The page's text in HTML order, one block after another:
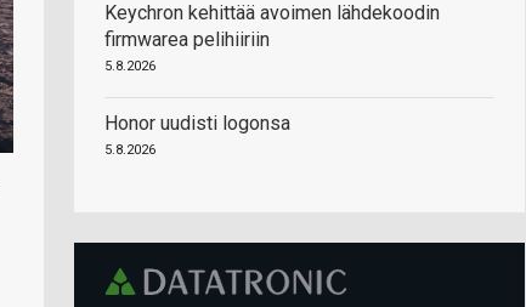
Keychron kehittää avoimen lähdekoodin
firmwarea pelihiiriin
5.8.2026
Honor uudisti logonsa
5.8.2026